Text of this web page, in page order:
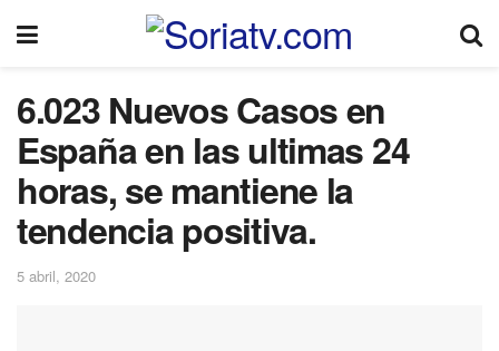
6.023 Nuevos Casos en
España en las ultimas 24
horas, se mantiene la
tendencia positiva.
5 abril, 2020